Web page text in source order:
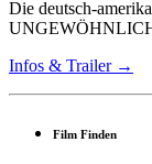
Die deutsch-
Infos & Trailer →
Film Finden